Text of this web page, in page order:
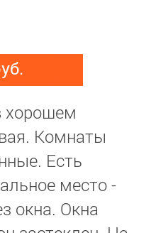
хорошем
Комнаты
Есть
место -
окна. Окна